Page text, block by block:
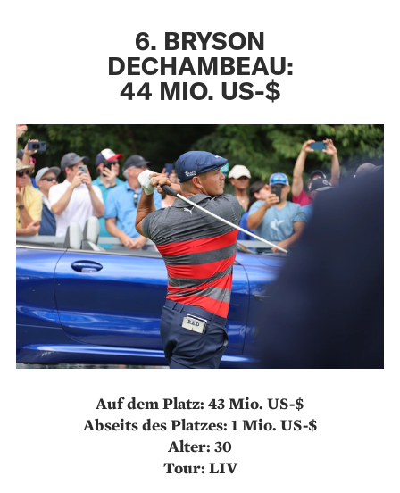
6. BRYSON
DECHAMBEAU:
44 MIO. US-$
Auf dem Platz: 43 Mio. US-$
Abseits des Platzes: 1 Mio. US-$
Alter: 30
Tour: LIV